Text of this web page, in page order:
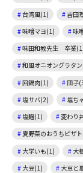
台湾風(1)
吉田
味噌マヨ(1)
味
味田和教先生 卒業
和風オニオングラタ
回鍋肉(1)
団子
塩サバ(2)
塩ち
塩麹(1)
変わり
夏野菜のおうちピザ
大学いも(1)
大
大豆(1)
大豆と